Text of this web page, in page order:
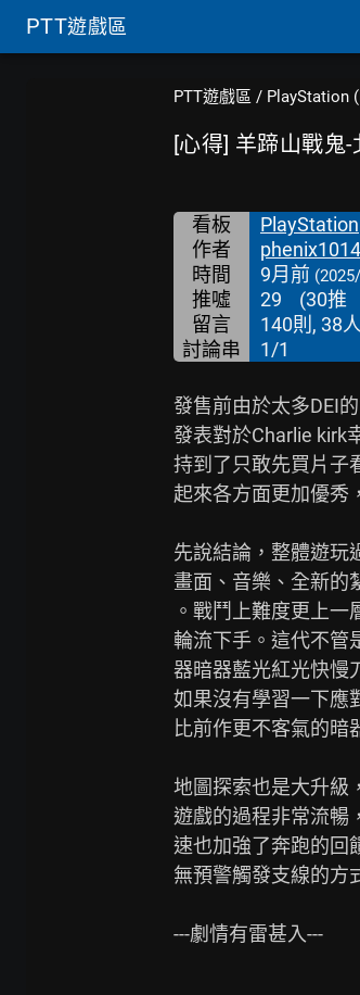
PTT遊戲區
PTT遊戲區 / PlayStation
[心得] 羊蹄山戰鬼
看板 PlayStation
作者 phenix1014
時間 9月前
推噓 29 (30推
留言
140則, 38人
討論串 1/1
發售前由於太多DEI
發表對於Charlie kirk
持到了只敢先買片子
起來各方面更加優秀
先說結論，整體遊玩
畫面、音樂、全新的
。戰鬥上難度更上
輪流下手。這代不管
器暗器藍光紅光快慢
如果沒有學習一下應
比前作更不客氣的暗
地圖探索也是大升級
遊戲的過程非常流暢
速也加強了奔跑的回
無預警觸發支線的方
---劇情有雷甚入---